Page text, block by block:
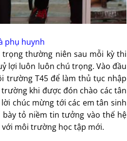
phụ huynh
thường niên sau mỗi kỳ thi
lợi luôn luôn chú trọng. Vào đầu
trường T45 để làm thủ tục nhập
khi được đón chào các tân
chúc mừng tới các em tân sinh
tỏ niềm tin tưởng vào thế hệ
môi trường học tập mới.